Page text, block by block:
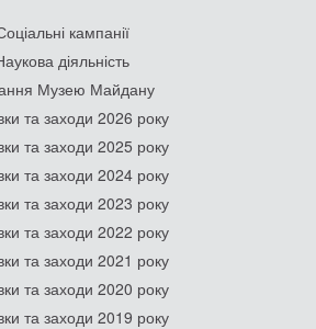
кампанії
діяльність
Музею Майдану
та заходи 2026 року
та заходи 2025 року
та заходи 2024 року
та заходи 2023 року
та заходи 2022 року
та заходи 2021 року
та заходи 2020 року
та заходи 2019 року